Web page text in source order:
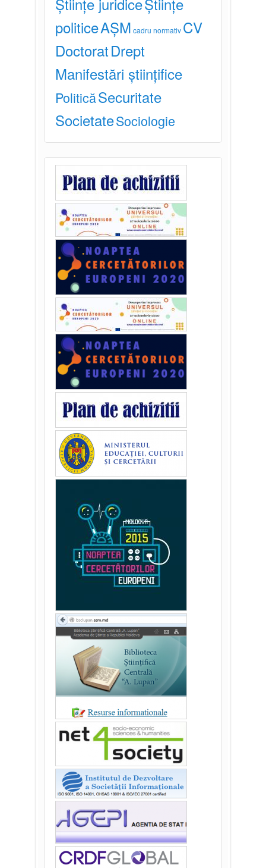
politiceAȘM cadru normativ CV
DoctoratDrept
Manifestări științifice
PoliticăSecuritate
SocietateSociologie